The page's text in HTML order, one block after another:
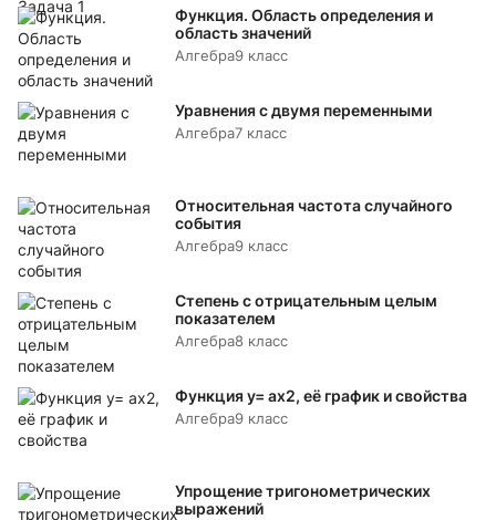
Функция. Область определения и
область значений
Алгебра9 класс
Уравнения с двумя переменными
Алгебра7 класс
Относительная частота случайного
события
Алгебра9 класс
Степень с отрицательным целым
показателем
Алгебра8 класс
Функция y= аx2, её график и свойства
Алгебра9 класс
Упрощение тригонометрических
выражений